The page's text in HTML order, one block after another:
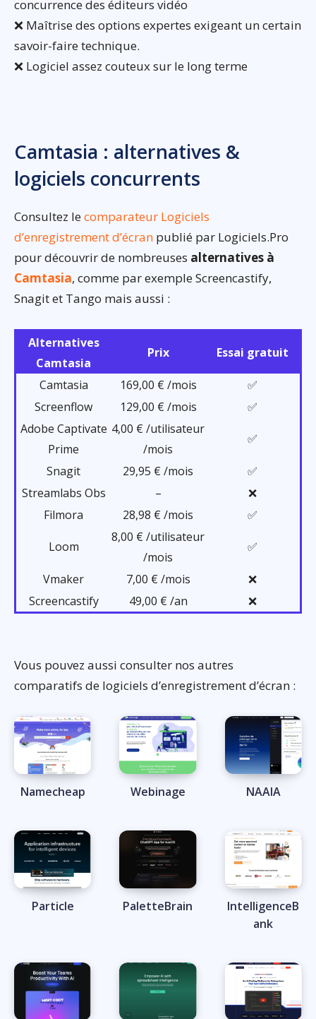
concurrence des éditeurs vidéo
❌ Maîtrise des options expertes exigeant un certain
savoir-faire technique.
❌ Logiciel assez couteux sur le long terme
Camtasia : alternatives &
logiciels concurrents
Consultez lecomparateur Logiciels
d’enregistrement d’écran publié par Logiciels.Pro
pour découvrir de nombreuses alternatives à
Camtasia, comme par exemple Screencastify,
Snagit et Tango mais aussi :
Alternatives
Camtasia
Prix Essai gratuit
Camtasia 169,00 € /mois
✅
Screenflow
129,00 € /mois
✅
Adobe Captivate
Prime
4,00 € /utilisateur
/mois
✅
Snagit 29,95 € /mois
✅
Streamlabs Obs
–
❌
Filmora
28,98 € /mois ✅
Loom
8,00 € /utilisateur
/mois
✅
Vmaker 7,00 € /mois
❌
Screencastify
49,00 € /an ❌
Vous pouvez aussi consulter nos autres
comparatifs de logiciels d’enregistrement d’écran :
Namecheap Webinage NAAIA
Particle PaletteBrain
IntelligenceB
ank